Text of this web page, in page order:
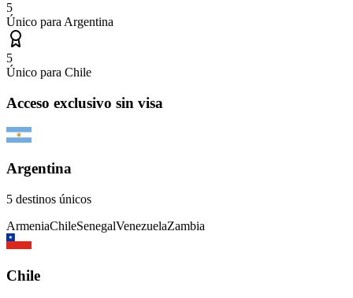
5
Único para Argentina
5
Único para Chile
Acceso exclusivo sin visa
Argentina
5 destinos únicos
ArmeniaChileSenegalVenezuelaZambia
Chile